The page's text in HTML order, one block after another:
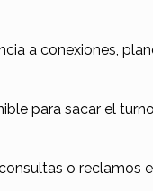
a conexiones,
para sacar el
o reclamos